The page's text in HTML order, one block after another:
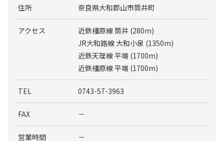
住所 奈良県大和郡山市筒井町
アクセス
近鉄橿原線 筒井 (280m)
JR大和路線 大和小泉 (1350m)
近鉄天理線 平端 (1700m)
近鉄橿原線 平端 (1700m)
TEL 0743-57-3963
FAX －
営業時間 －